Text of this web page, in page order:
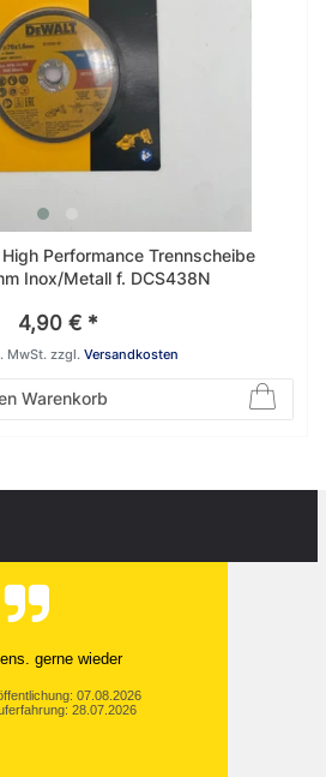
Performance Trennscheibe
Inox/Metall f. DCS438N
4,90 € *
Warenkorb
MwSt. zzgl. Versandkosten
gerne wieder
07.08.2026
28.07.2026